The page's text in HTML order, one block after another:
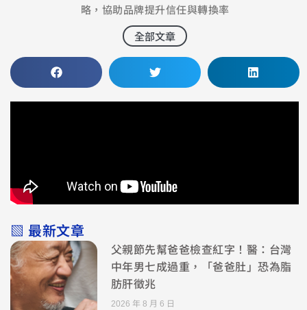
略，協助品牌提升信任與轉換率
全部文章
▧ 最新文章
父親節先幫爸爸檢查紅字！醫：台灣
中年男七成過重，「爸爸肚」恐為脂
肪肝徵兆
2026 年 8 月 6 日